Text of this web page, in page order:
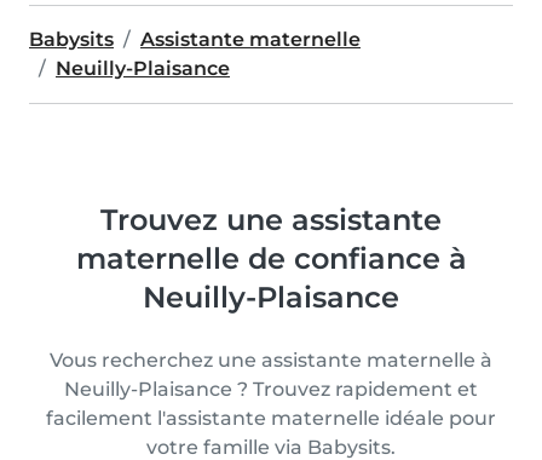
Babysits
Assistante maternelle
Neuilly-Plaisance
Trouvez une assistante
maternelle de confiance à
Neuilly-Plaisance
Vous recherchez une assistante maternelle à
Neuilly-Plaisance ? Trouvez rapidement et
facilement l'assistante maternelle idéale pour
votre famille via Babysits.